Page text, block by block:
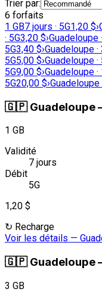
Trier par:
6 forfaits
1 GB7 jours · 5G1,20 $›
· 5G3,20 $›Guadeloupe
5G3,40 $›Guadeloupe ·
5G5,00 $›Guadeloupe ·
5G9,00 $›Guadeloupe ·
5G20,00 $›Guadeloupe
🇬🇵 Guadeloupe
1 GB
Validité
7 jours
Débit
5G
1,20 $
↻ Recharge
Voir les détails —
🇬🇵 Guadeloupe
3 GB